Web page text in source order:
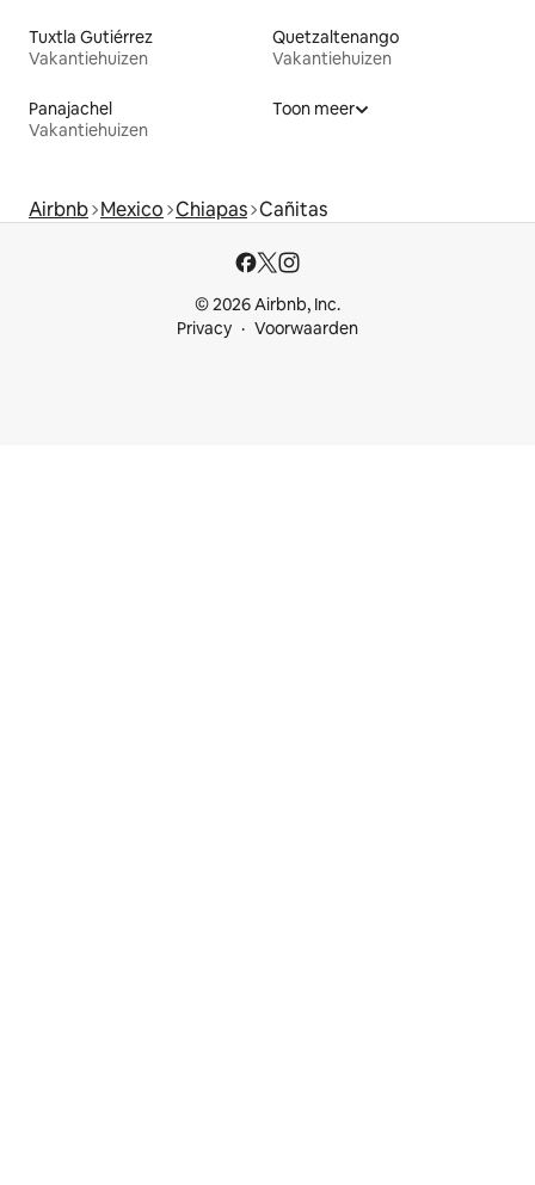
Tuxtla Gutiérrez
Vakantiehuizen
Quetzaltenango
Vakantiehuizen
Panajachel
Vakantiehuizen
Toon meer
Airbnb Mexico Chiapas Cañitas
© 2026 Airbnb, Inc.
Privacy
Voorwaarden